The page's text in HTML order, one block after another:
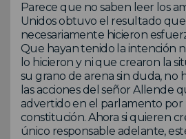
Parece que no saben leer los
Unidos obtuvo el resultado
necesariamente hicieron
Que hayan tenido la intención
lo hicieron y ni que crearon la
su grano de arena sin duda, no
las acciones del señor Allende
advertido en el parlamento por
constitución. Ahora si quieren
único responsable adelante,